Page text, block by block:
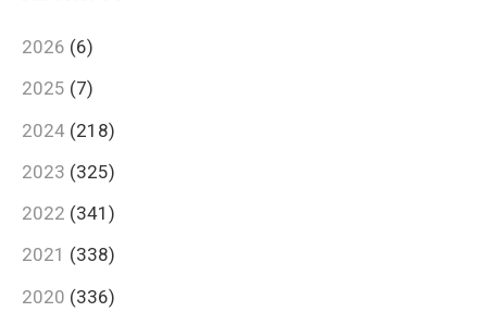
2026 (6)
2025 (7)
2024 (218)
2023 (325)
2022 (341)
2021 (338)
2020 (336)